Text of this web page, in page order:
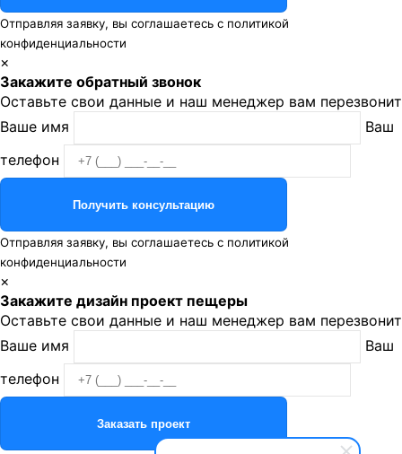
Отправляя заявку, вы соглашаетесь с политикой
конфиденциальности
×
Закажите обратный звонок
Оставьте свои данные и наш менеджер вам перезвонит
Ваше имя
Ваш
телефон
Отправляя заявку, вы соглашаетесь с политикой
конфиденциальности
×
Закажите дизайн проект пещеры
Оставьте свои данные и наш менеджер вам перезвонит
Ваше имя
Ваш
телефон